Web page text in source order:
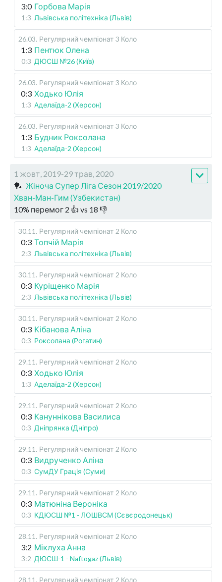
3:0 Горбова Марія
1:3 Львівська політехніка (Львів)
26.03. Регулярний чемпіонат 3 Коло
1:3 Пентюк Олена
0:3 ДЮСШ №26 (Київ)
26.03. Регулярний чемпіонат 3 Коло
0:3 Ходько Юлія
1:3 Аделаїда-2 (Херсон)
26.03. Регулярний чемпіонат 3 Коло
1:3 Будник Роксолана
1:3 Аделаїда-2 (Херсон)
1 жовт, 2019-29 трав, 2020
🏓 Жіноча Супер Ліга Сезон 2019/2020
Хван-Ман-Гим (Узбекистан)
10% перемог 2 👍 vs 18 👎
30.11 . Регулярний чемпіонат 2 Коло
0:3 Топчій Марія
2:3 Львівська політехніка (Львів)
30.11 . Регулярний чемпіонат 2 Коло
0:3 Куріщенко Марія
2:3 Львівська політехніка (Львів)
30.11 . Регулярний чемпіонат 2 Коло
0:3 Кібанова Аліна
0:3 Роксолана (Рогатин)
29.11 . Регулярний чемпіонат 2 Коло
0:3 Ходько Юлія
1:3 Аделаїда-2 (Херсон)
29.11 . Регулярний чемпіонат 2 Коло
0:3 Кануннікова Василиса
0:3 Дніпрянка (Дніпро)
29.11 . Регулярний чемпіонат 2 Коло
0:3 Видрученко Аліна
0:3 СумДУ Грація (Суми)
29.11 . Регулярний чемпіонат 2 Коло
0:3 Матюніна Вероніка
0:3 КДЮСШ №1 - ЛОШВСМ (Сєвєродонецьк)
28.11 . Регулярний чемпіонат 2 Коло
3:2 Міклуха Анна
3:2 ДЮСШ-1 - Naftogaz (Львів)
28.11 . Регулярний чемпіонат 2 Коло